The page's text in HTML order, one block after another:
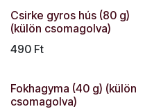
Csirke gyros hús (80 g)
(külön csomagolva)
490 Ft
Fokhagyma (40 g) (külön
csomagolva)